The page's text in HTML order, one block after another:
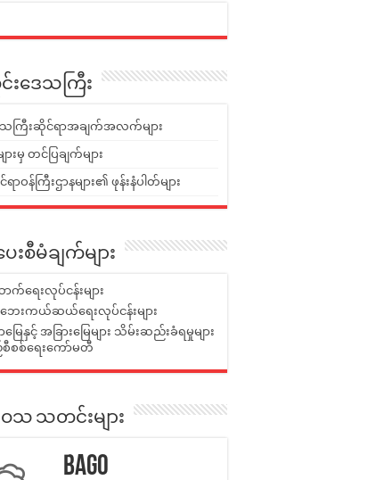
းဒေသကြီး
ကြီးဆိုင်ရာအချက်အလက်များ
ားမှ တင်ပြချက်များ
ဝန်ကြီးဌာနများ၏ ဖုန်းနံပါတ်များ
ေးစီမံချက်များ
ရေးလုပ်ငန်းများ
ေးကယ်ဆယ်ရေးလုပ်ငန်းများ
ေနှင့် အခြားမြေများ သိမ်းဆည်းခံရမှုများ
စီစစ်ရေးကော်မတီ
သ သတင်းများ
Bago